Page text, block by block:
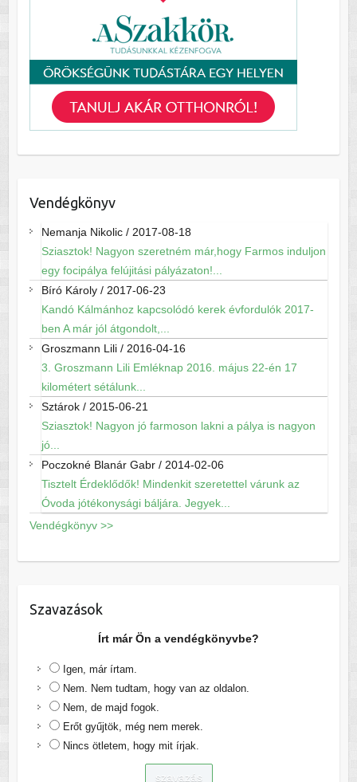
Vendégkönyv
Nemanja Nikolic/ 2017-08-18
Sziasztok! Nagyon szeretném már,hogy Farmos induljon
egy focipálya felújitási pályázaton!...
Bíró Károly/ 2017-06-23
Kandó Kálmánhoz kapcsolódó kerek évfordulók 2017-
ben A már jól átgondolt,...
Groszmann Lili/ 2016-04-16
3. Groszmann Lili Emléknap 2016. május 22-én 17
kilométert sétálunk...
Sztárok/ 2015-06-21
Sziasztok! Nagyon jó farmoson lakni a pálya is nagyon
jó...
Poczokné Blanár Gabr/ 2014-02-06
Tisztelt Érdeklődők! Mindenkit szeretettel várunk az
Óvoda jótékonysági báljára. Jegyek...
Vendégkönyv >>
Szavazások
Írt már Ön a vendégkönyvbe?
Igen, már írtam.
Nem. Nem tudtam, hogy van az oldalon.
Nem, de majd fogok.
Erőt gyűjtök, még nem merek.
Nincs ötletem, hogy mit írjak.